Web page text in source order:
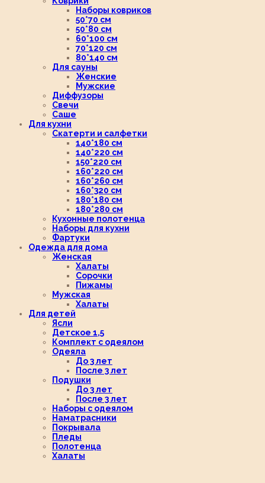
Наборы ковриков
50*70 см
50*80 см
60*100 см
70*120 см
80*140 см
Для сауны
Женские
Мужские
Диффузоры
Свечи
Саше
Для кухни
Скатерти и салфетки
140*180 см
140*220 см
150*220 см
160*220 см
160*260 см
160*320 см
180*180 см
180*280 см
Кухонные полотенца
Наборы для кухни
Фартуки
Одежда для дома
Женская
Халаты
Сорочки
Пижамы
Мужская
Халаты
Для детей
Ясли
Детское 1,5
Комплект с одеялом
Одеяла
До 3 лет
После 3 лет
Подушки
До 3 лет
После 3 лет
Наборы с одеялом
Наматрасники
Покрывала
Пледы
Полотенца
Халаты